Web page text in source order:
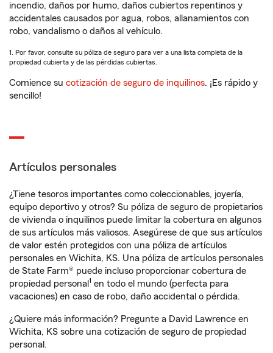
incendio, daños por humo, daños cubiertos repentinos y
accidentales causados por agua, robos, allanamientos con
robo, vandalismo o daños al vehículo.
1. Por favor, consulte su póliza de seguro para ver a una lista completa de la
propiedad cubierta y de las pérdidas cubiertas.
Comience su cotización de seguro de inquilinos. ¡Es rápido y
sencillo!
Artículos personales
¿Tiene tesoros importantes como coleccionables, joyería,
equipo deportivo y otros? Su póliza de seguro de propietarios
de vivienda o inquilinos puede limitar la cobertura en algunos
de sus artículos más valiosos. Asegúrese de que sus artículos
de valor estén protegidos con una póliza de artículos
personales en Wichita, KS. Una póliza de artículos personales
de State Farm® puede incluso proporcionar cobertura de
propiedad personal 1 en todo el mundo (perfecta para
vacaciones) en caso de robo, daño accidental o pérdida.
¿Quiere más información? Pregunte a David Lawrence en
Wichita, KS sobre una cotización de seguro de propiedad
personal.